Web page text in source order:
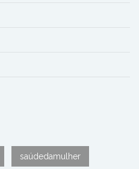
saúdedamulher